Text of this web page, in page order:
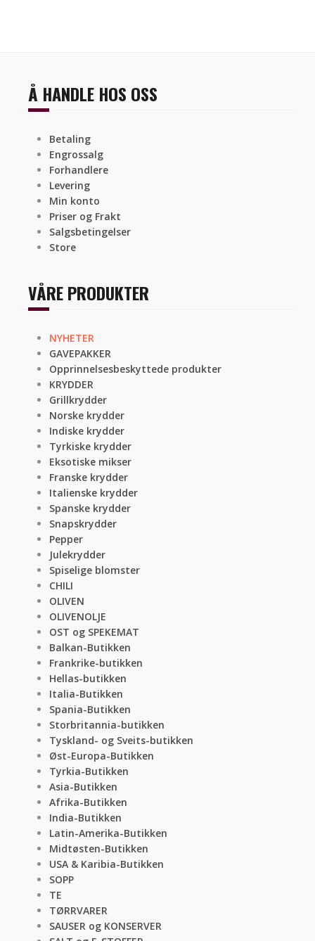
Å HANDLE HOS OSS
Betaling
Engrossalg
Forhandlere
Levering
Min konto
Priser og Frakt
Salgsbetingelser
Store
VÅRE PRODUKTER
NYHETER
GAVEPAKKER
Opprinnelsesbeskyttede produkter
KRYDDER
Grillkrydder
Norske krydder
Indiske krydder
Tyrkiske krydder
Eksotiske mikser
Franske krydder
Italienske krydder
Spanske krydder
Snapskrydder
Pepper
Julekrydder
Spiselige blomster
CHILI
OLIVEN
OLIVENOLJE
OST og SPEKEMAT
Balkan-Butikken
Frankrike-butikken
Hellas-butikken
Italia-Butikken
Spania-Butikken
Storbritannia-butikken
Tyskland- og Sveits-butikken
Øst-Europa-Butikken
Tyrkia-Butikken
Asia-Butikken
Afrika-Butikken
India-Butikken
Latin-Amerika-Butikken
Midtøsten-Butikken
USA & Karibia-Butikken
SOPP
TE
TØRRVARER
SAUSER og KONSERVER